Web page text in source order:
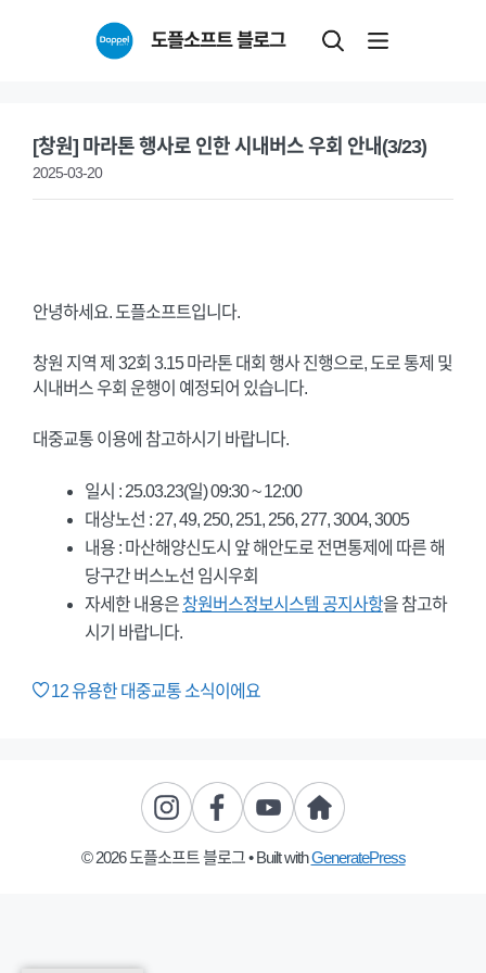
도플소프트 블로그
[창원] 마라톤 행사로 인한 시내버스 우회 안내(3/23)
2025-03-20
안녕하세요. 도플소프트입니다.
창원 지역 제 32회 3.15 마라톤 대회 행사 진행으로, 도로 통제 및
시내버스 우회 운행이 예정되어 있습니다.
대중교통 이용에 참고하시기 바랍니다.
일시 : 25.03.23(일) 09:30 ~ 12:00
대상노선 : 27, 49, 250, 251, 256, 277, 3004, 3005
내용 : 마산해양신도시 앞 해안도로 전면통제에 따른 해
당구간 버스노선 임시우회
자세한 내용은 창원버스정보시스템 공지사항을 참고하
시기 바랍니다.
12유용한 대중교통 소식이에요
© 2026 도플소프트 블로그• Built withGeneratePress